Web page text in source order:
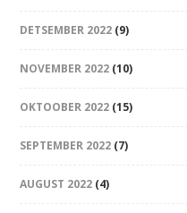
DETSEMBER 2022 (9)
NOVEMBER 2022 (10)
OKTOOBER 2022 (15)
SEPTEMBER 2022 (7)
AUGUST 2022 (4)